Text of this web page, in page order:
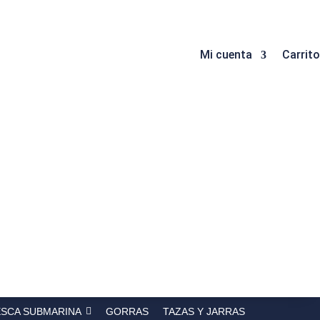
Mi cuenta Carrito
SUBMARINA GORRAS TAZAS Y JARRAS